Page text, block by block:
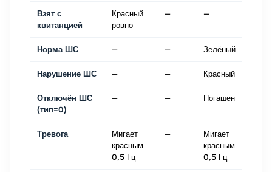
Взят с
квитанцией
Красный
ровно
— —
Норма ШС — — Зелёный
Нарушение ШС — — Красный
Отключён ШС
(тип=0)
— — Погашен
Тревога
Мигает
красным
0,5 Гц
—
Мигает
красным
0,5 Гц